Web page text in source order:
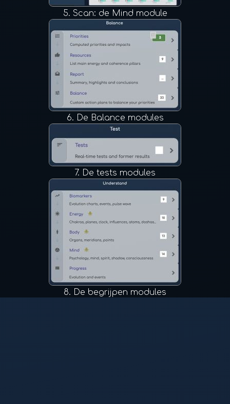
5. Scan: de Mind module
6. De Balance modules
7. De tests modules
8. De begrijpen modules